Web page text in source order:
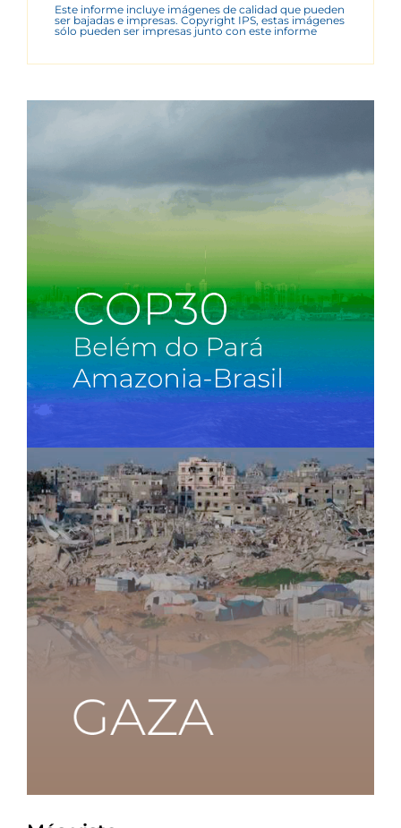
Este informe incluye imágenes de calidad que pueden
ser bajadas e impresas. Copyright IPS, estas imágenes
sólo pueden ser impresas junto con este informe